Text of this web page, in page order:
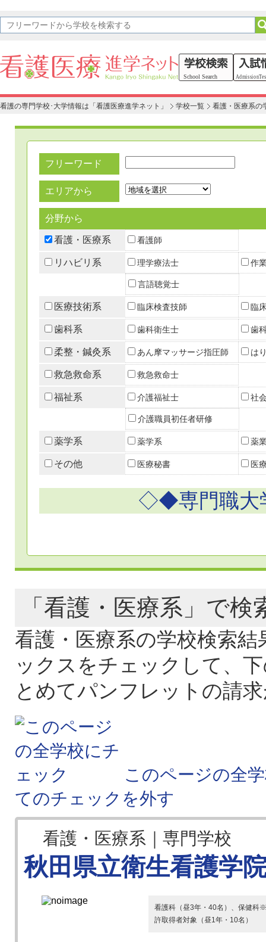
看護の専門学校･大学情報は「看護医療進学ネット」 学校一覧 看護・医療系の
フリーワード
エリアから
分野から
看護・医療系 看護師
リハビリ系 理学療法士 作
言語聴覚士
医療技術系 臨床検査技師 臨
歯科系 歯科衛生士 歯
柔整・鍼灸系 あん摩マッサージ指圧師 は
救急救命系 救急救命士
福祉系 介護福祉士 社
介護職員初任者研修
薬学系 薬学系 薬
その他 医療秘書 医
◇◆専門職大
「看護・医療系」で
看護・医療系の学校検索
ックスをチェックして、
とめてパンフレットの請
このページの全
てのチェックを外す
看護・医療系｜専門学校
秋田県立衛生看護学
看護科（昼3年・40名）、保健科
許取得者対象（昼1年・10名）